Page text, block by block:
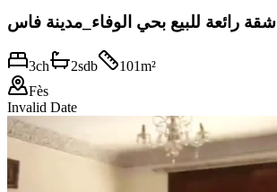
شقة رائعة للبيع بحي الوفاء_مدينة فاس
3ch 2sdb 101m²
Fès
Invalid Date